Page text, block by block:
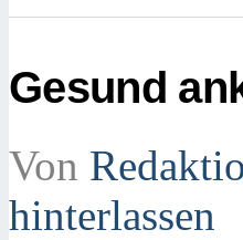
Gesund
Von
hinterlassen